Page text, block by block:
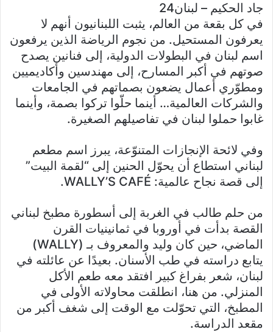
جاد الحكيم – لبنان24
في كل بقعة من العالم، يثبت اللبنانيون أنهم لا
يعرفون المستحيل. من نجوم الرياضة الذين يرفعون
اسم لبنان في البطولات الدولية، إلى فنانين يصدح
صوتهم في أكبر المسارح، إلى مهندسين وأكاديميين
ومطوّري أعمال يضعون بصماتهم في الجامعات
والشركات العالمية… أينما حلّوا تركوا بصمة، وأينما
غابوا حملوا لبنان في تفاصيلهم الصغيرة.
وفي لائحة الإنجازات المتنوّعة، يبرز اسم مطعم
لبناني استطاع أن يحوّل الحنين إلى “لقمة البيت”
إلى قصة نجاح عالمية: WALLY’S CAFÉ.
من حلم طالب في الغربة إلى أسطورة مطبخ لبناني
القصة بدأت في أوروبا في ثمانينيات القرن
الماضي، حين كان وليد والمعروف بـ (WALLY)
يتابع دراسته في طب الأسنان. بعيدًا عن عائلته في
لبنان، شعر بفراغ كبير افتقد معه طعم الأكل
المنزلي. من هنا، انطلقت محاولاته الأولى في
المطبخ، التي تحوّلت مع الوقت إلى شغف أكبر من
مقعد الدراسة.